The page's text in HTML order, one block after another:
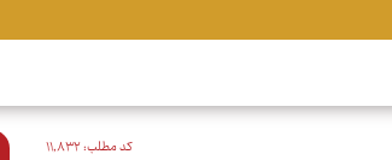
کد مطلب:۱۱٬۸۳۲